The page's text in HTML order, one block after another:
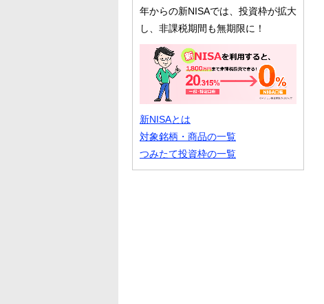
年からの新NISAでは、投資枠が拡大
し、非課税期間も無期限に！
新NISAとは
対象銘柄・商品の一覧
つみたて投資枠の一覧